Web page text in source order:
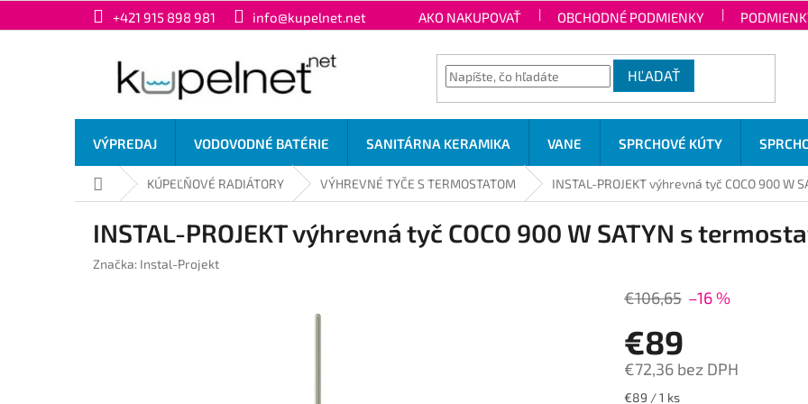
+421 915 898 981 info@kupelnet.net AKO NAKUPOVAŤ OBCHODNÉ PODMIENKY
HĽADAŤ
VÝPREDAJ VODOVODNÉ BATÉRIE SANITÁRNA KERAMIKA VANE SPRCHOVÉ KÚTY
DomovKÚPEĽŇOVÉ RADIÁTORY VÝHREVNÉ TYČE S TERMOSTATOM INSTAL-PROJEKT výhrevná tyč COCO 900 W
INSTAL-PROJEKT výhrevná tyč COCO 900 W SATYN s
Značka: Instal-Projekt
€106,65 –16 %
€89
€72,36 bez DPH
Jednotková
€89 / 1 ks